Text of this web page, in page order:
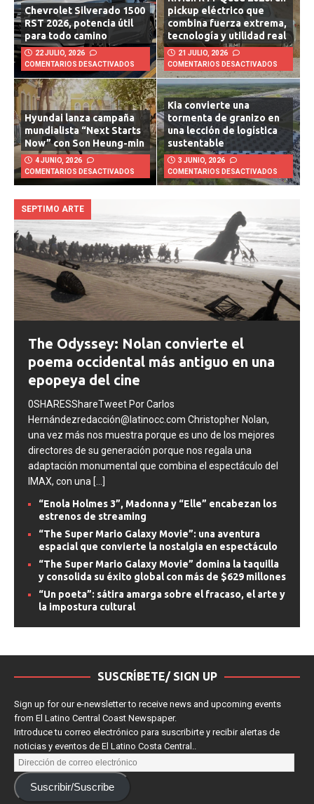
Chevrolet Silverado 1500
RST 2026, potencia útil
para todo camino
22 JULIO, 2026
COMENTARIOS DESACTIVADOS
Rivian R1T Quad 2026: un
pickup eléctrico que
combina fuerza extrema,
tecnología y utilidad real
21 JULIO, 2026
COMENTARIOS DESACTIVADOS
Hyundai lanza campaña
mundialista “Next Starts
Now” con Son Heung-min
4 JUNIO, 2026
COMENTARIOS DESACTIVADOS
Kia convierte una
tormenta de granizo en
una lección de logística
sustentable
3 JUNIO, 2026
COMENTARIOS DESACTIVADOS
SEPTIMO ARTE
The Odyssey: Nolan convierte el
poema occidental más antiguo en una
epopeya del cine
0SHARESShareTweet Por Carlos
Hernándezredacción@latinocc.com Christopher Nolan,
una vez más nos muestra porque es uno de los mejores
directores de su generación porque nos regala una
adaptación monumental que combina el espectáculo del
[...]
“Enola Holmes 3”, Madonna y “Elle” encabezan los
estrenos de streaming
“The Super Mario Galaxy Movie”: una aventura
espacial que convierte la nostalgia en espectáculo
“The Super Mario Galaxy Movie” domina la taquilla
y consolida su éxito global con más de $629 millones
“Un poeta”: sátira amarga sobre el fracaso, el arte y
la impostura cultural
SUSCRÍBETE/ SIGN UP
Sign up for our e-newsletter to receive news and upcoming events
from El Latino Central Coast Newspaper.
Introduce tu correo electrónico para suscribirte y recibir alertas de
noticias y eventos de El Latino Costa Central..